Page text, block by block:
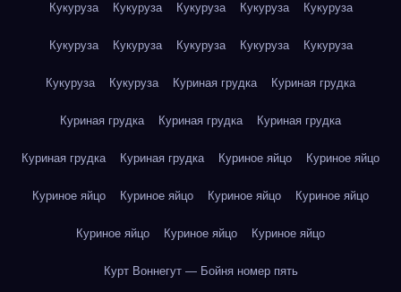
Кукуруза Кукуруза Кукуруза Кукуруза Кукуруза
Кукуруза Кукуруза Кукуруза Кукуруза Кукуруза
Кукуруза Кукуруза Куриная грудка Куриная грудка
Куриная грудка Куриная грудка Куриная грудка
Куриная грудка Куриная грудка Куриное яйцо Куриное яйцо
Куриное яйцо Куриное яйцо Куриное яйцо Куриное яйцо
Куриное яйцо Куриное яйцо Куриное яйцо
Курт Воннегут — Бойня номер пять